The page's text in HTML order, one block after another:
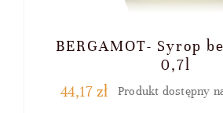
BERGAMOT- Syrop
0,7l
44,17 zł Produkt dostępny